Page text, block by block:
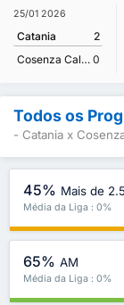
25/01 2026
Catania
2
Cosenza Calcio 0
Todos os
- Catania x
45% Mais de 2.5
Média da Liga : 0%
65% AM
Média da Liga : 0%